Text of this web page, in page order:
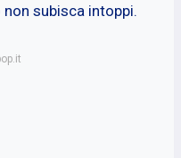
subisca intoppi.